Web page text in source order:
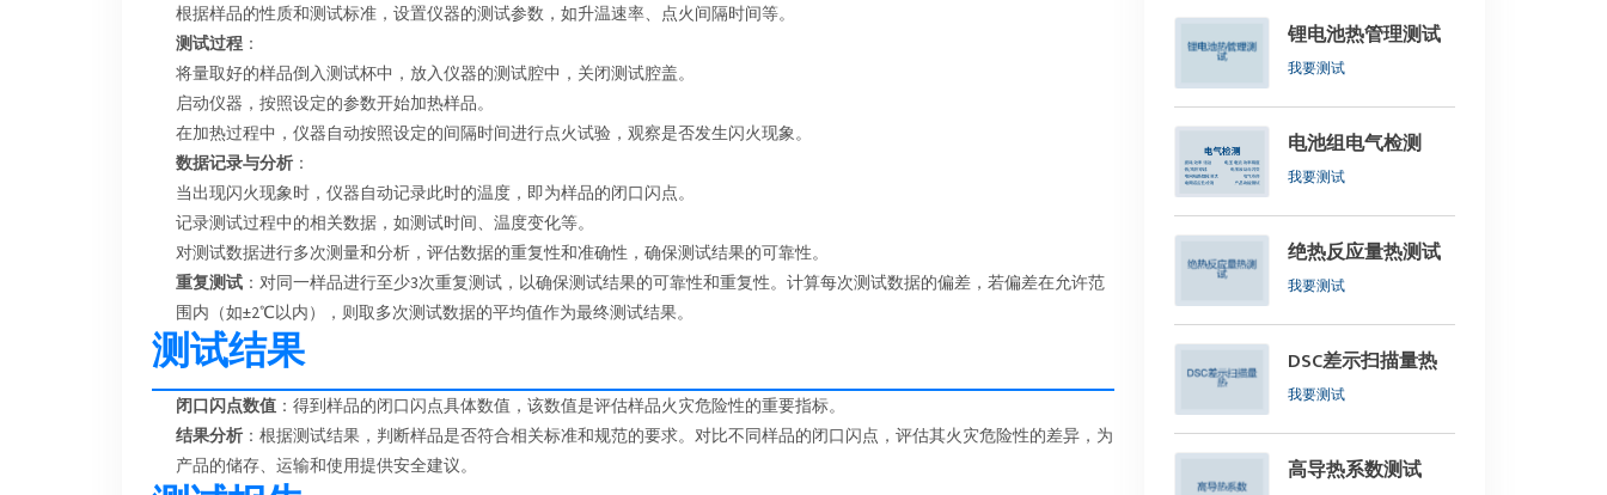
根据样品的性质和测试标准，设置仪器的测试参数，如升温速率、点火间隔时间等。
测试过程 ：
将量取好的样品倒入测试杯中，放入仪器的测试腔中，关闭测试腔盖。
启动仪器，按照设定的参数开始加热样品。
在加热过程中，仪器自动按照设定的间隔时间进行点火试验，观察是否发生闪火现象。
数据记录与分析 ：
当出现闪火现象时，仪器自动记录此时的温度，即为样品的闭口闪点。
记录测试过程中的相关数据，如测试时间、温度变化等。
对测试数据进行多次测量和分析，评估数据的重复性和准确性，确保测试结果的可靠性。
重复测试 ：对同一样品进行至少3次重复测试，以确保测试结果的可靠性和重复性。计算每次测试数据的偏差，若偏差在允许范
围内（如±2℃以内），则取多次测试数据的平均值作为最终测试结果。
测试结果
闭口闪点数值 ：得到样品的闭口闪点具体数值，该数值是评估样品火灾危险性的重要指标。
结果分析 ：根据测试结果，判断样品是否符合相关标准和规范的要求。对比不同样品的闭口闪点，评估其火灾危险性的差异，为
产品的储存、运输和使用提供安全建议。
锂电池热管理测试
我要测试
​电池组电气检测
我要测试
绝热反应量热测试
我要测试
DSC差示扫描量热
我要测试
高导热系数测试